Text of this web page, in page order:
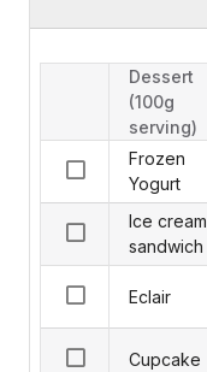
Dessert
(100g
serving)
Frozen
Yogurt
Ice cream
sandwich
Eclair
Cupcake